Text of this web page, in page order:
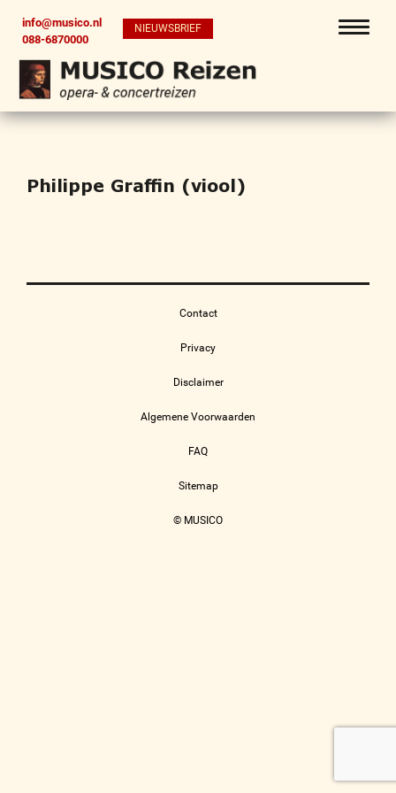
info@musico.nl
088-6870000
NIEUWSBRIEF
Philippe Graffin (viool)
Contact
Privacy
Disclaimer
Algemene Voorwaarden
FAQ
Sitemap
© MUSICO